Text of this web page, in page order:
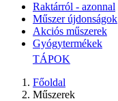
Raktárról - azonnal
Műszer újdonságok
Akciós műszerek
Gyógytermékek
TÁPOK
Főoldal
Műszerek